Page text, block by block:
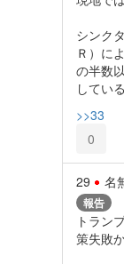
シンク
Ｒ）に
の半数
している
>>33
0
29 名
報告
トラン
策失敗